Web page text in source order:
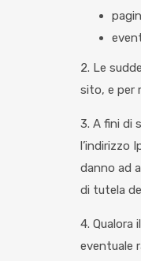
2. Le
sito, e per
3. A fini di
l’indirizzo
danno ad
di tutela
4. Qualora
eventuale